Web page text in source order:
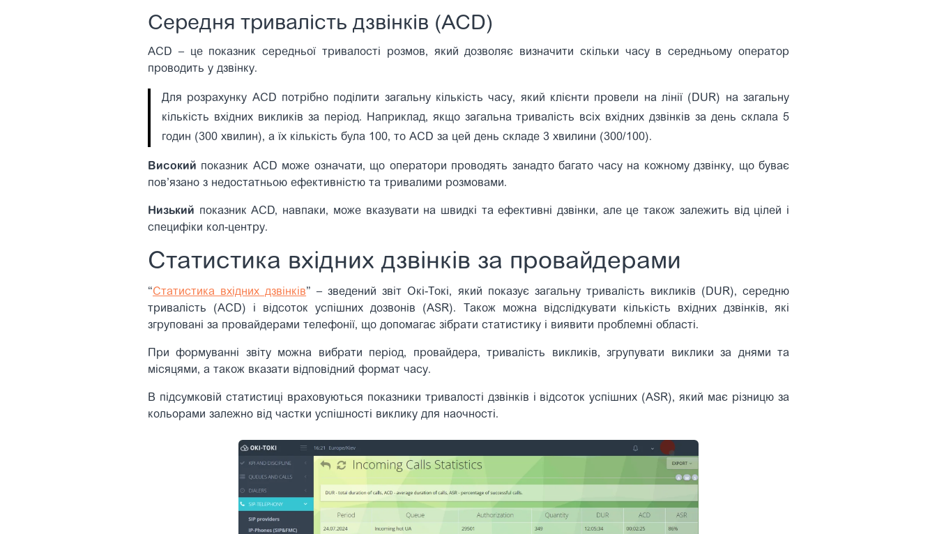
Середня тривалість дзвінків (ACD)
ACD – це показник середньої тривалості розмов, який дозволяє визначити скільки часу в середньому оператор
проводить у дзвінку.
Для розрахунку ACD потрібно поділити загальну кількість часу, який клієнти провели на лінії (DUR) на загальну
кількість вхідних викликів за період. Наприклад, якщо загальна тривалість всіх вхідних дзвінків за день склала 5
годин (300 хвилин), а їх кількість була 100, то ACD за цей день складе 3 хвилини (300/100).
Високий показник ACD може означати, що оператори проводять занадто багато часу на кожному дзвінку, що буває
пов’язано з недостатньою ефективністю та тривалими розмовами.
Низький показник ACD, навпаки, може вказувати на швидкі та ефективні дзвінки, але це також залежить від цілей і
специфіки кол-центру.
Статистика вхідних дзвінків за провайдерами
“Статистика вхідних дзвінків” – зведений звіт Окі-Токі, який показує загальну тривалість викликів (DUR), середню
тривалість (ACD) і відсоток успішних дозвонів (ASR). Також можна відслідкувати кількість вхідних дзвінків, які
згруповані за провайдерами телефонії, що допомагає зібрати статистику і виявити проблемні області.
При формуванні звіту можна вибрати період, провайдера, тривалість викликів, згрупувати виклики за днями та
місяцями, а також вказати відповідний формат часу.
В підсумковій статистиці враховуються показники тривалості дзвінків і відсоток успішних (ASR), який має різницю за
кольорами залежно від частки успішності виклику для наочності.